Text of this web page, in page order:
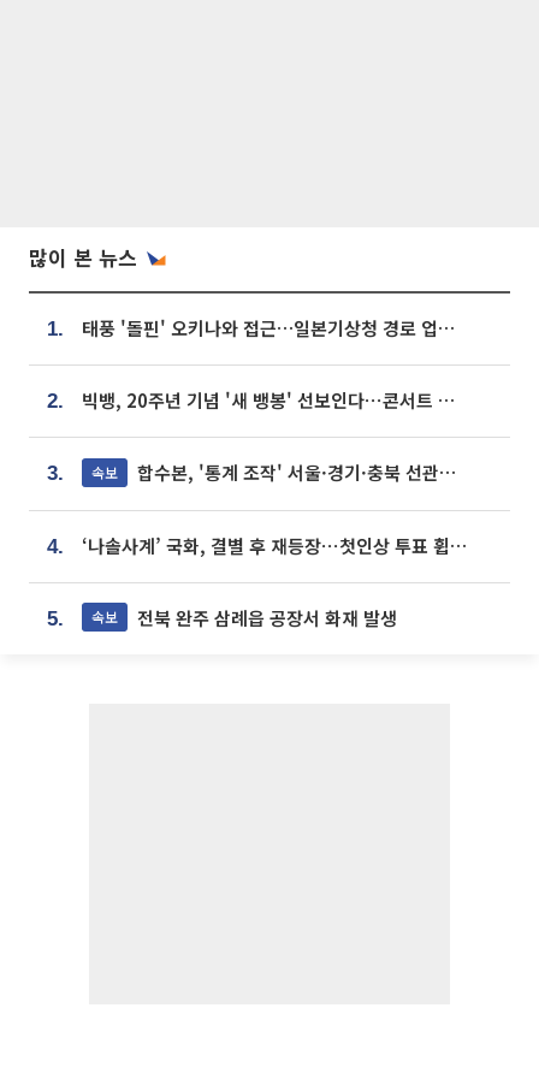
많이 본 뉴스
1. 태풍 '돌핀' 오키나와 접근…일본기상청 경로 업데이트
2. 빅뱅, 20주년 기념 '새 뱅봉' 선보인다⋯콘서트 앞두고 팝업 개최
3. 속보 합수본, '통계 조작' 서울·경기·충북 선관위 등 추가 압수수색
4. ‘나솔사계’ 국화, 결별 후 재등장⋯첫인상 투표 휩쓸고 ‘인기녀’ 등극
5. 속보 전북 완주 삼례읍 공장서 화재 발생